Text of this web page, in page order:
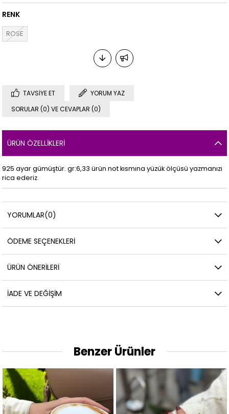
RENK
ROSE
TAVSIYE ET
YORUM YAZ
SORULAR (0) VE CEVAPLAR (0)
ÜRÜN ÖZELLIKLERI
925 ayar gümüştür. gr:6,33 ürün not kısmına yüzük ölçüsü yazmanızı
rica ederiz.
YORUMLAR(0)
ÖDEME SEÇENEKLERI
ÜRÜN ÖNERILERI
İADE VE DEĞIŞIM
Benzer Ürünler